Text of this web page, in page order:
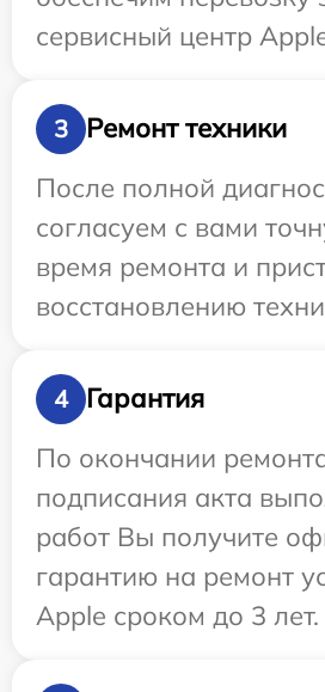
сервисный центр
3
Ремонт техники
После полной
согласуем с вами
время ремонта и
восстановлению
4
Гарантия
По окончании
подписания акта
работ Вы получите
гарантию на ремонт
Apple сроком до 3 лет.